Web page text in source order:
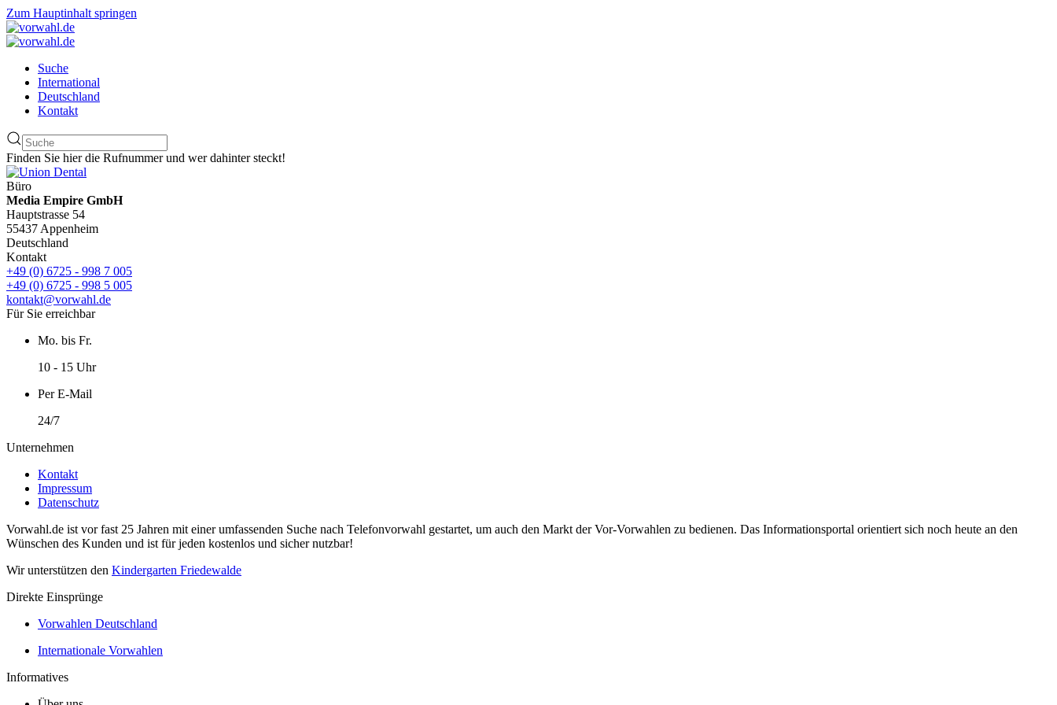
Zum Hauptinhalt springen
Suche
International
Deutschland
Kontakt
Finden Sie hier die Rufnummer und wer dahinter steckt!
Büro
Media Empire GmbH
Hauptstrasse 54
55437 Appenheim
Deutschland
Kontakt
+49 (0) 6725 - 998 7 005
+49 (0) 6725 - 998 5 005
kontakt@vorwahl.de
Für Sie erreichbar
Mo. bis Fr.
10 - 15 Uhr
Per E-Mail
24/7
Unternehmen
Kontakt
Impressum
Datenschutz
Vorwahl.de ist vor fast 25 Jahren mit einer umfassenden Suche nach Telefonvorwahl gestartet, um auch den Markt der Vor-Vorwahlen zu bedienen. Das Informationsportal orientiert sich noch heute an den
Wünschen des Kunden und ist für jeden kostenlos und sicher nutzbar!
Wir unterstützen den Kindergarten Friedewalde
Direkte Einsprünge
Vorwahlen Deutschland
Internationale Vorwahlen
Informatives